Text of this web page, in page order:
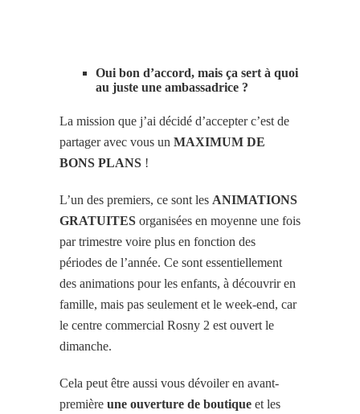
Oui bon d’accord, mais ça sert à quoi
au juste une ambassadrice ?
La mission que j’ai décidé d’accepter c’est de
partager avec vous un MAXIMUM DE
BONS PLANS !
L’un des premiers, ce sont les ANIMATIONS
GRATUITES organisées en moyenne une fois
par trimestre voire plus en fonction des
périodes de l’année. Ce sont essentiellement
des animations pour les enfants, à découvrir en
famille, mais pas seulement et le week-end, car
le centre commercial Rosny 2 est ouvert le
dimanche.
Cela peut être aussi vous dévoiler en avant-
première une ouverture de boutique et les